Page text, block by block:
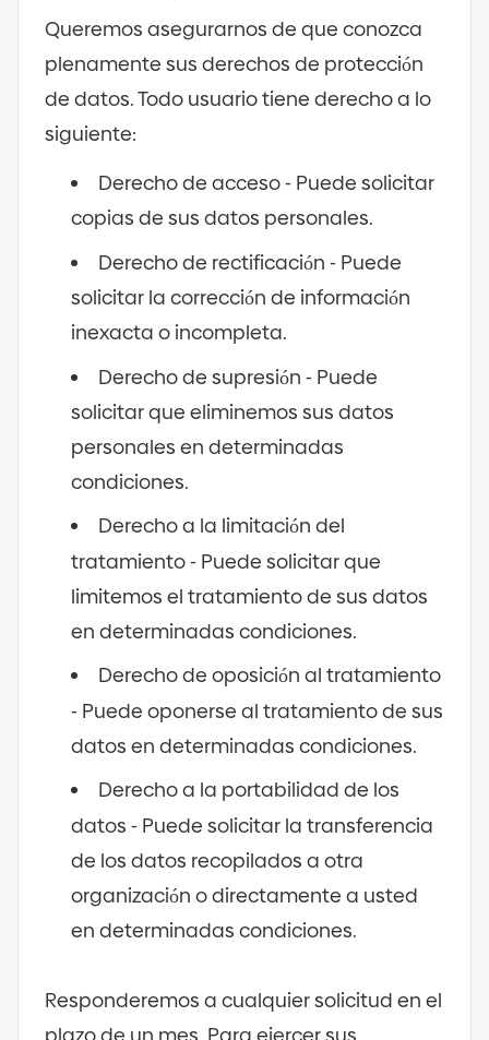
Queremos asegurarnos de que conozca
plenamente sus derechos de protección
de datos. Todo usuario tiene derecho a lo
siguiente:
Derecho de acceso- Puede solicitar
copias de sus datos personales.
Derecho de rectificación - Puede
solicitar la corrección de información
inexacta o incompleta.
Derecho de supresión - Puede
solicitar que eliminemos sus datos
personales en determinadas
condiciones.
Derecho a la limitación del
tratamiento- Puede solicitar que
limitemos el tratamiento de sus datos
en determinadas condiciones.
Derecho de oposición al tratamiento
- Puede oponerse al tratamiento de sus
datos en determinadas condiciones.
Derecho a la portabilidad de los
datos - Puede solicitar la transferencia
de los datos recopilados a otra
organización o directamente a usted
en determinadas condiciones.
Responderemos a cualquier solicitud en el